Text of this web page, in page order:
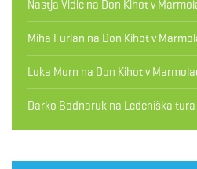
Nastja Vidic na Don Kihot v
Miha Furlan na Don Kihot v
Luka Murn na Don Kihot v
Darko Bodnaruk na Ledeniška